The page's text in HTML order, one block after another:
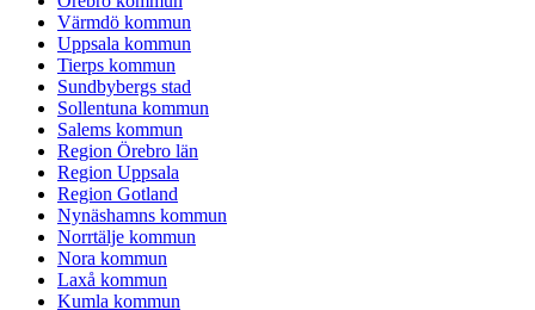
Värmdö kommun
Uppsala kommun
Tierps kommun
Sundbybergs stad
Sollentuna kommun
Salems kommun
Region Örebro län
Region Uppsala
Region Gotland
Nynäshamns kommun
Norrtälje kommun
Nora kommun
Laxå kommun
Kumla kommun